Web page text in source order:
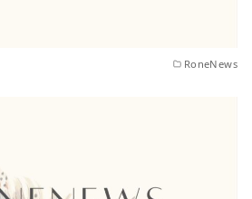
RoneNews